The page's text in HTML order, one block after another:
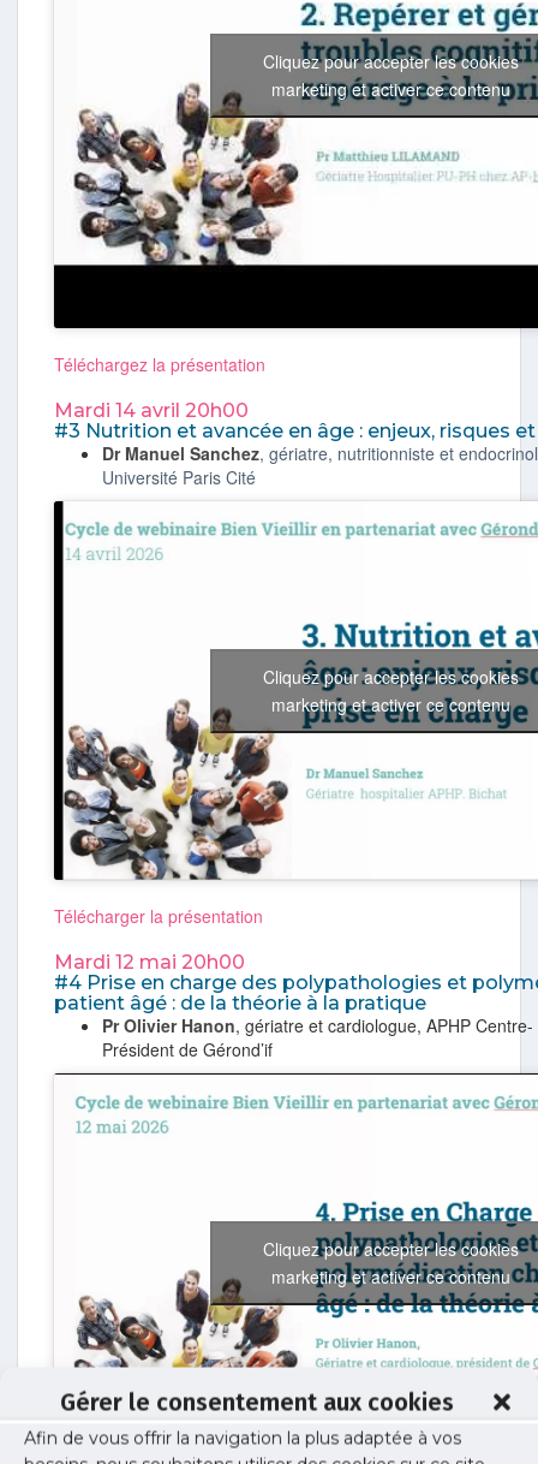
Gérer le consentement aux cookies
Afin de vous offrir la navigation la plus adaptée à vos
Cliquez pour accepter les cookies
marketing et activer ce contenu
Téléchargez la présentation
Mardi 14 avril 20h00
#3 Nutrition et avancée en âge : enjeux, risques
Dr Manuel Sanchez, gériatre, nutritionniste et
Université Paris Cité
Cliquez pour accepter les cookies
marketing et activer ce contenu
Télécharger la présentation
Mardi 12 mai 20h00
#4 Prise en charge des polypathologies et
patient âgé : de la théorie à la pratique
Pr Olivier Hanon, gériatre et cardiologue, APHP
Président de Gérond’if
Cliquez pour accepter les cookies
marketing et activer ce contenu